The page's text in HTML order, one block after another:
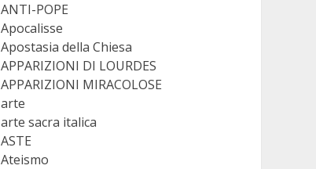
ANTI-POPE
Apocalisse
Apostasia della Chiesa
APPARIZIONI DI LOURDES
APPARIZIONI MIRACOLOSE
arte
arte sacra italica
ASTE
Ateismo